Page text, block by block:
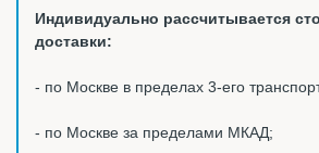
Индивидуально рассчитывается
доставки:
- по Москве в пределах 3-его
- по Москве за пределами МКАД;